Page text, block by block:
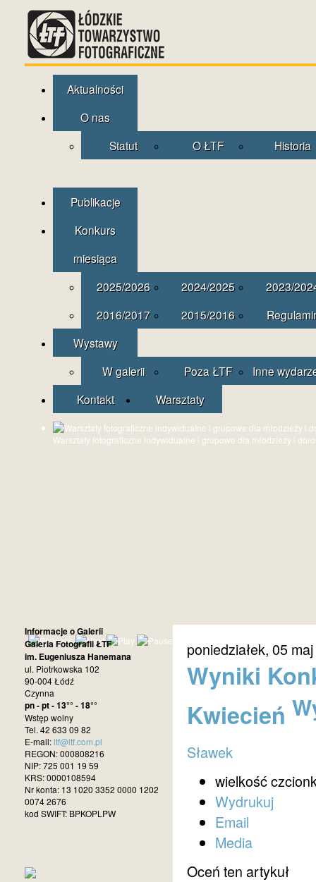
Aktualności
O nas
Statut
O ŁTF Historia
Publikacje
Konkurs
miesiąca
2025/2026
2024/2025
2023/
2016/2017
2015/2016
Wystawy
W galerii
Poza ŁTF
Inne
Kontakt
Warsztaty
Warsztaty fotograficzne indywidualne i grupowe dla młodzieży i
poniedziałek, 05
Wyniki
Kwiecień
Sławek
wielkość
Wydrukuj
Email
Media
Oceń ten artykuł
Informacje o Galerii
Galeria Fotografii ŁTF
im. Eugeniusza Hanemana
ul. Piotrkowska 102
90-004 Łódź
Czynna
pn - pt - 13°° - 18°°
Wstęp wolny
Tel. 42 633 09 82
E-mail:ltf@ltf.com.pl
REGON: 000808216
NIP: 725 001 19 59
KRS: 0000108594
Nr konta: 13 1020 3352 0000 1202
0074 2676
kod SWIFT: BPKOPLPW